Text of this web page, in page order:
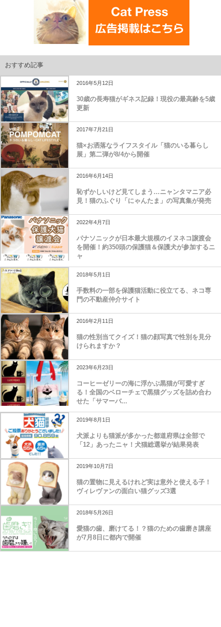
おすすめ記事
2016年5月12日
30歳の長寿猫がギネス記録！現役の最高齢を5歳
更新
2017年7月21日
猫×お洒落なライフスタイル「猫のいる暮らし
展」第二弾が8/4から開催
2016年6月14日
恥ずかしいけど見てしまう…ニャンタマニア必
見！猫のふぐり「にゃんたま」の写真集が発売
2022年4月7日
パナソニックが日本最大規模のイヌネコ譲渡会
を開催！約350頭の保護猫＆保護犬が参加するニ
ャ
2018年5月1日
手数料の一部を保護猫活動に役立てる、ネコ専
門の不動産仲介サイト
2016年2月11日
猫の性別当てクイズ！猫の顔写真で性別を見分
けられますか？
2023年6月23日
コーヒーゼリーの海に浮かぶ黒猫が可愛すぎ
る！全国のベローチェで黒猫グッズを詰め合わ
せた「サマーバ...
2019年8月1日
犬派よりも猫派が多かった都道府県は全部で
「12」あったニャ！犬猫総選挙が結果発表
2019年10月7日
猫の置物に見えるけれど実は意外と使える子！
ヴィレヴァンの面白い猫グッズ3選
2018年5月26日
愛猫の歯、磨けてる！？猫のための歯磨き講座
が7月8日に都内で開催